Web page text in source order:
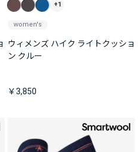
+1
women's
ウィメンズ ハイク ライトクッショ
ン クルー
￥3,850